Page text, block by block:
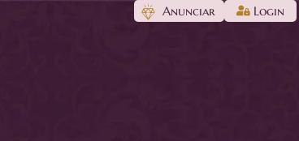
Anunciar Login